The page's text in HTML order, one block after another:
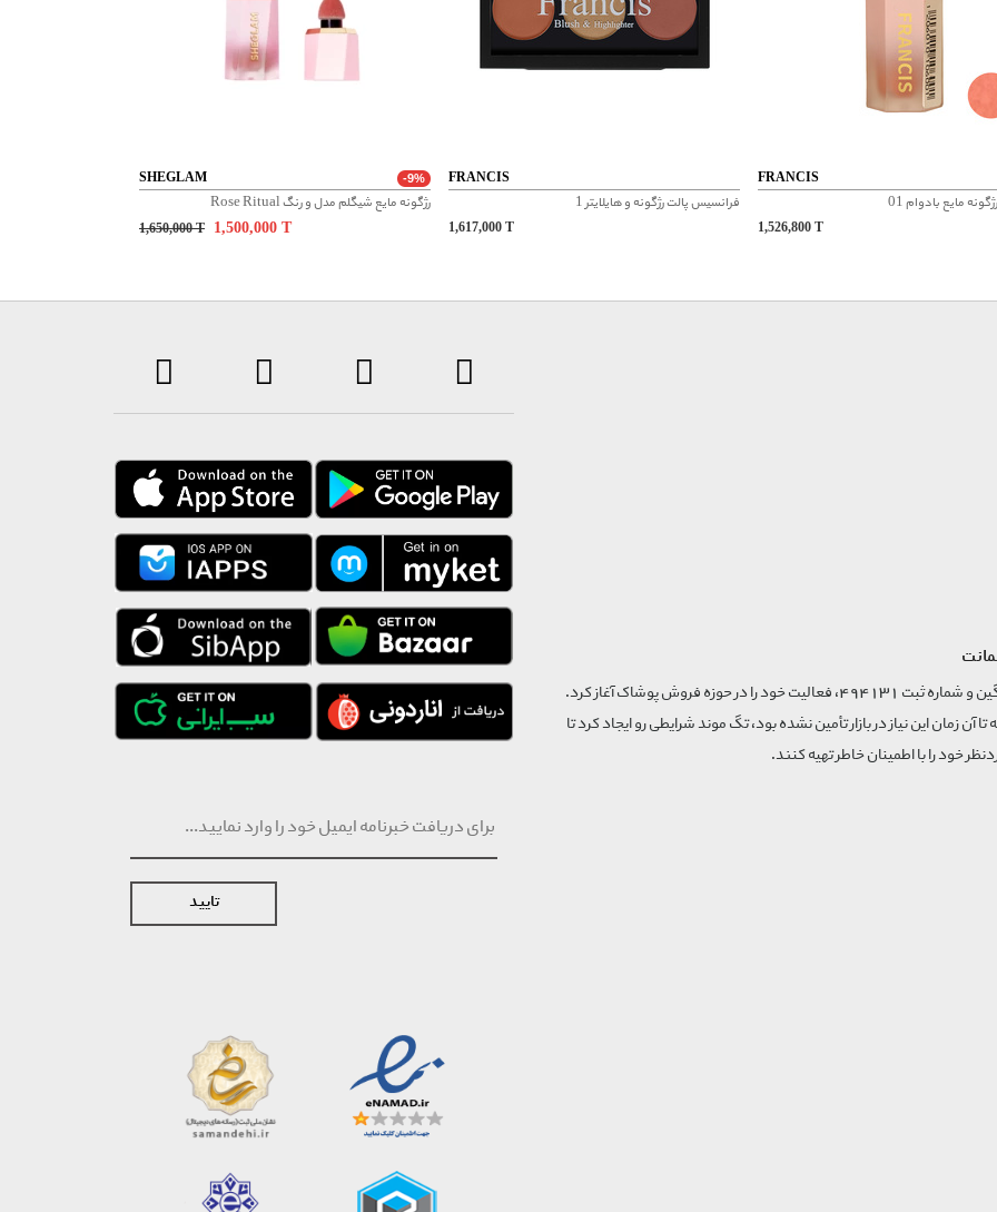
SHEGLAM -9%
رژگونه مایع شیگلم مدل و رنگ Rose Ritual
1,650,000T 1,500,000 T
FRANCIS
فرانسیس پالت رژگونه و هایلایتر 1
1,617,000 T
FRANCIS
مایع بادوام 01
1,526,800 T
تایید
فروشگاه تگ موند از سال 1395 با نام ثبتی گسترش و نوآوری تگین و شماره ثبت 494131، فعالیت خود را در حوزه فروش پوشاک آغاز کرد.
تا آن زمان این نیاز در بازار تأمین نشده بود، تگ موند شرایطی رو ایجاد کرد تا
خود را با اطمینان خاطر تهیه کنند.